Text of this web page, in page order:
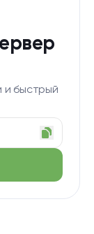
и быстрый